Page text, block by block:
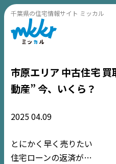
千葉県の住宅情報サイト ミッカル
市原エリア 中古住宅 買
動産” 今、いくら？
202504.09
とにかく早く売りたい
住宅ローンの返済が…